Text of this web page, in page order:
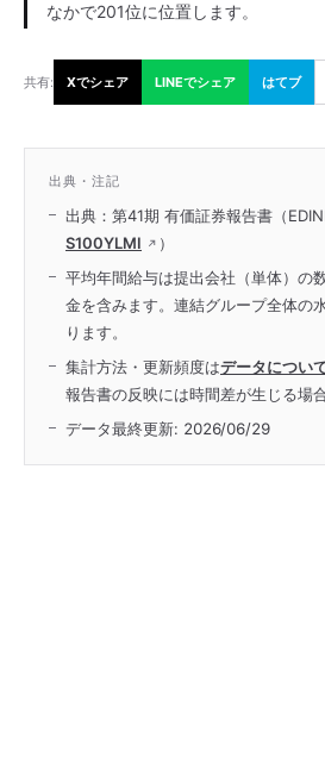
なかで201位に位置します。
共有: Xでシェア LINEでシェア はてブ
出典・注記
出典：第41期 有価証券報告書（
S100YLMI
）
平均年間給与は提出会社（単体）の
金を含みます。連結グループ全体の
ります。
集計方法・更新頻度はデータについ
報告書の反映には時間差が生じる場
データ最終更新: 2026/06/29